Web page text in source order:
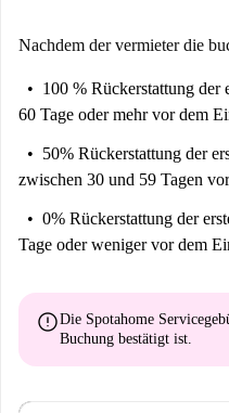
Nachdem der vermieter die
100 % Rückerstattung der
60 Tage oder mehr vor dem
50% Rückerstattung der
zwischen 30 und 59 Tagen
0% Rückerstattung der
Tage oder weniger vor dem
errorDie Spotahome
Buchung bestätigt ist.